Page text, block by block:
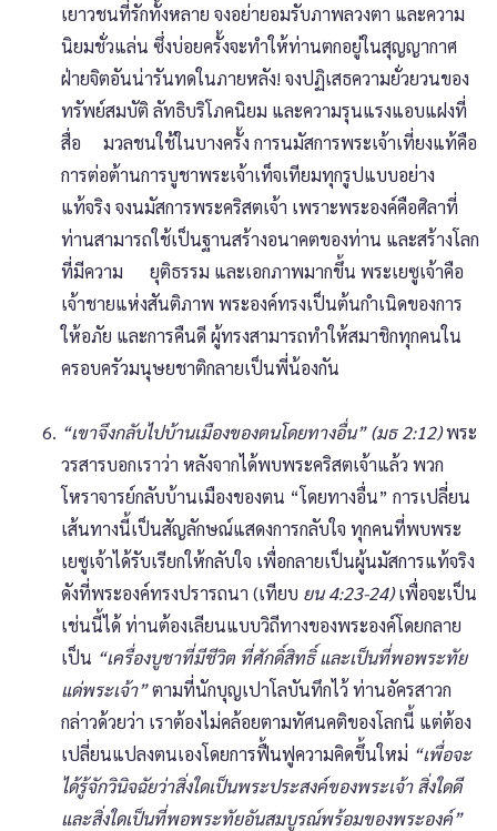
เยาวชนที่รักทั้งหลาย จงอย่ายอมรับภาพลวงตา และความ
นิยมชั่วแล่น ซึ่งบ่อยครั้งจะทำให้ท่านตกอยู่ในสุญญากาศ
ฝ่ายจิตอันน่ารันทดในภายหลัง! จงปฏิเสธความยั่วยวนของ
ทรัพย์สมบัติ ลัทธิบริโภคนิยม และความรุนแรงแอบแฝงที่
สื่อ มวลชนใช้ในบางครั้ง การนมัสการพระเจ้าเที่ยงแท้คือ
การต่อต้านการบูชาพระเจ้าเท็จเทียมทุกรูปแบบอย่าง
แท้จริง จงนมัสการพระคริสตเจ้า เพราะพระองค์คือศิลาที่
ท่านสามารถใช้เป็นฐานสร้างอนาคตของท่าน และสร้างโลก
ที่มีความ ยุติธรรม และเอกภาพมากขึ้น พระเยซูเจ้าคือ
เจ้าชายแห่งสันติภาพ พระองค์ทรงเป็นต้นกำเนิดของการ
ให้อภัย และการคืนดี ผู้ทรงสามารถทำให้สมาชิกทุกคนใน
ครอบครัวมนุษยชาติกลายเป็นพี่น้องกัน
“เขาจึงกลับไปบ้านเมืองของตนโดยทางอื่น” (มธ 2:12)พระ
วรสารบอกเราว่า หลังจากได้พบพระคริสตเจ้าแล้ว พวก
โหราจารย์กลับบ้านเมืองของตน “โดยทางอื่น” การเปลี่ยน
เส้นทางนี้เป็นสัญลักษณ์แสดงการกลับใจ ทุกคนที่พบพระ
เยซูเจ้าได้รับเรียกให้กลับใจ เพื่อกลายเป็นผู้นมัสการแท้จริง
ดังที่พระองค์ทรงปรารถนา (เทียบ ยน 4:23-24)เพื่อจะเป็น
เช่นนี้ได้ ท่านต้องเลียนแบบวิถีทางของพระองค์โดยกลาย
เป็น “เครื่องบูชาที่มีชีวิต ที่ศักดิ์สิทธิ์ และเป็นที่พอพระทัย
แด่พระเจ้า”ตามที่นักบุญเปาโลบันทึกไว้ ท่านอัครสาวก
กล่าวด้วยว่า เราต้องไม่คล้อยตามทัศนคติของโลกนี้ แต่ต้อง
เปลี่ยนแปลงตนเองโดยการฟื้นฟูความคิดขึ้นใหม่ “เพื่อจะ
ได้รู้จักวินิจฉัยว่าสิ่งใดเป็นพระประสงค์ของพระเจ้า สิ่งใดดี
และสิ่งใดเป็นที่พอพระทัยอันสมบูรณ์พร้อมของพระองค์”